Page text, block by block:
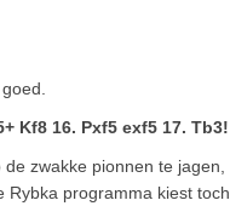
Kf8 16. Pxf5 exf5 17. Tb3!
zwakke pionnen te jagen,
Rybka programma kiest toch